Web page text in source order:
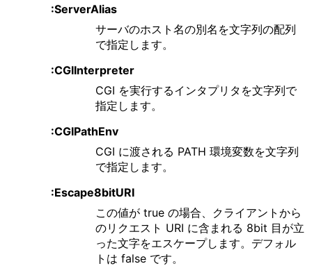
:ServerAlias
サーバのホスト名の別名を文字列の配列
で指定します。
:CGIInterpreter
CGI を実行するインタプリタを文字列で
指定します。
:CGIPathEnv
CGI に渡される PATH 環境変数を文字列
で指定します。
:Escape8bitURI
この値が true の場合、クライアントから
のリクエスト URI に含まれる 8bit 目が立
った文字をエスケープします。デフォル
トは false です。